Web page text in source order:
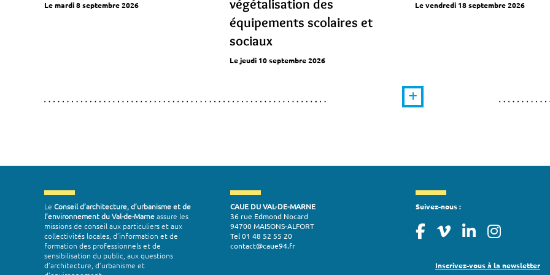
Le mardi 8 septembre 2026
végétalisation des
équipements scolaires et
sociaux
Le jeudi 10 septembre 2026
Le vendredi 18 septembre 2026
Le Conseil d’architecture, d’urbanisme et de
l’environnement du Val-de-Marneassure les
missions de conseil aux particuliers et aux
collectivités locales, d’information et de
formation des professionnels et de
sensibilisation du public, aux questions
d’architecture, d’urbanisme et
CAUE DU VAL-DE-MARNE
36 rue Edmond Nocard
94700 MAISONS-ALFORT
Tel 01 48 52 55 20
contact@caue94.fr
Suivez-nous :
Inscrivez-vous à la newsletter